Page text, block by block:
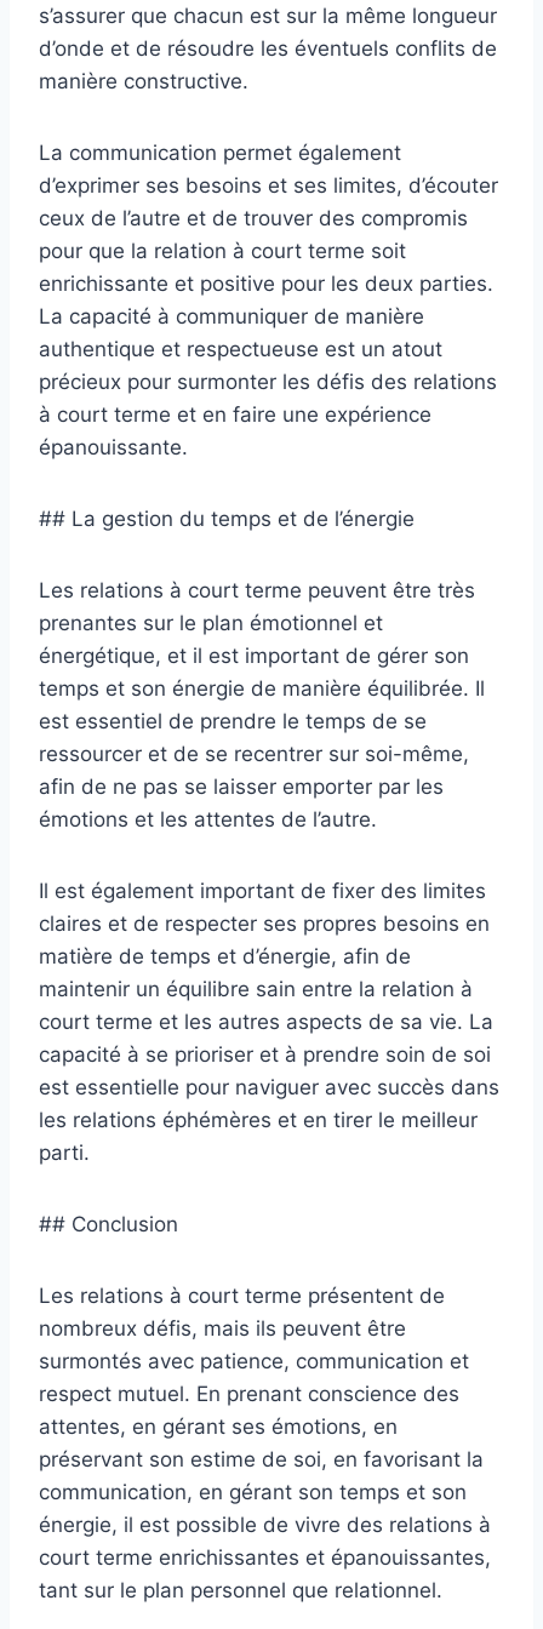
s’assurer que chacun est sur la même longueur
d’onde et de résoudre les éventuels conflits de
manière constructive.
La communication permet également
d’exprimer ses besoins et ses limites, d’écouter
ceux de l’autre et de trouver des compromis
pour que la relation à court terme soit
enrichissante et positive pour les deux parties.
La capacité à communiquer de manière
authentique et respectueuse est un atout
précieux pour surmonter les défis des relations
à court terme et en faire une expérience
épanouissante.
## La gestion du temps et de l’énergie
Les relations à court terme peuvent être très
prenantes sur le plan émotionnel et
énergétique, et il est important de gérer son
temps et son énergie de manière équilibrée. Il
est essentiel de prendre le temps de se
ressourcer et de se recentrer sur soi-même,
afin de ne pas se laisser emporter par les
émotions et les attentes de l’autre.
Il est également important de fixer des limites
claires et de respecter ses propres besoins en
matière de temps et d’énergie, afin de
maintenir un équilibre sain entre la relation à
court terme et les autres aspects de sa vie. La
capacité à se prioriser et à prendre soin de soi
est essentielle pour naviguer avec succès dans
les relations éphémères et en tirer le meilleur
parti.
## Conclusion
Les relations à court terme présentent de
nombreux défis, mais ils peuvent être
surmontés avec patience, communication et
respect mutuel. En prenant conscience des
attentes, en gérant ses émotions, en
préservant son estime de soi, en favorisant la
communication, en gérant son temps et son
énergie, il est possible de vivre des relations à
court terme enrichissantes et épanouissantes,
tant sur le plan personnel que relationnel.